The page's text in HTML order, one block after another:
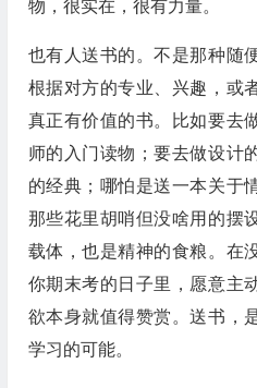
物，很实在，很有力量。
也有人送书的。不是那种随
根据对方的专业、兴趣，或
真正有价值的书。比如要去
师的入门读物；要去做设计
的经典；哪怕是送一本关于
那些花里胡哨但没啥用的摆
载体，也是精神的食粮。在
你期末考的日子里，愿意主
欲本身就值得赞赏。送书，
学习的可能。